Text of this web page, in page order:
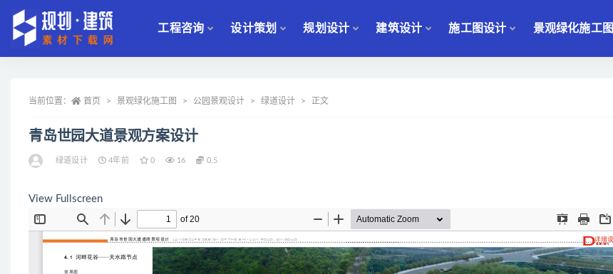
工程咨询 设计策划 规划设计 建筑设计 施工图设计 景观绿化施工图
当前位置： 首页 景观绿化施工图 公园景观设计 绿道设计 正文
青岛世园大道景观方案设计
绿道设计 4年前 0 16 0.5
View Fullscreen